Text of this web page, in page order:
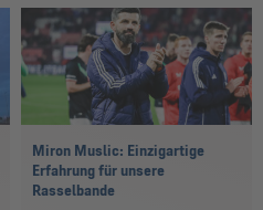
Miron Muslic: Einzigartige
Erfahrung für unsere
Rasselbande